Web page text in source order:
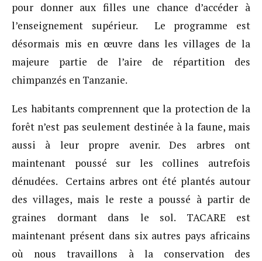
pour donner aux filles une chance d’accéder à
l’enseignement supérieur. Le programme est
désormais mis en œuvre dans les villages de la
majeure partie de l’aire de répartition des
chimpanzés en Tanzanie.
Les habitants comprennent que la protection de la
forêt n’est pas seulement destinée à la faune, mais
aussi à leur propre avenir. Des arbres ont
maintenant poussé sur les collines autrefois
dénudées. Certains arbres ont été plantés autour
des villages, mais le reste a poussé à partir de
graines dormant dans le sol. TACARE est
maintenant présent dans six autres pays africains
où nous travaillons à la conservation des